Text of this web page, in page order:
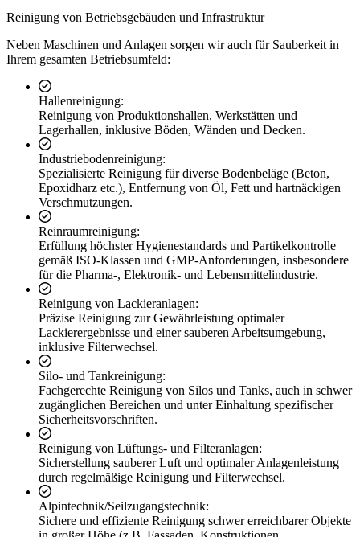
Reinigung von Betriebsgebäuden und Infrastruktur
Neben Maschinen und Anlagen sorgen wir auch für Sauberkeit in
Ihrem gesamten Betriebsumfeld:
Hallenreinigung:
Reinigung von Produktionshallen, Werkstätten und
Lagerhallen, inklusive Böden, Wänden und Decken.
Industriebodenreinigung:
Spezialisierte Reinigung für diverse Bodenbeläge (Beton,
Epoxidharz etc.), Entfernung von Öl, Fett und hartnäckigen
Verschmutzungen.
Reinraumreinigung:
Erfüllung höchster Hygienestandards und Partikelkontrolle
gemäß ISO-Klassen und GMP-Anforderungen, insbesondere
für die Pharma-, Elektronik- und Lebensmittelindustrie.
Reinigung von Lackieranlagen:
Präzise Reinigung zur Gewährleistung optimaler
Lackierergebnisse und einer sauberen Arbeitsumgebung,
inklusive Filterwechsel.
Silo- und Tankreinigung:
Fachgerechte Reinigung von Silos und Tanks, auch in schwer
zugänglichen Bereichen und unter Einhaltung spezifischer
Sicherheitsvorschriften.
Reinigung von Lüftungs- und Filteranlagen:
Sicherstellung sauberer Luft und optimaler Anlagenleistung
durch regelmäßige Reinigung und Filterwechsel.
Alpintechnik/Seilzugangstechnik:
Sichere und effiziente Reinigung schwer erreichbarer Objekte